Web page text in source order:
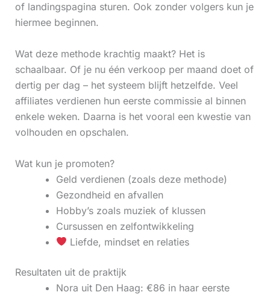
of landingspagina sturen. Ook zonder volgers kun je
hiermee beginnen.
Wat deze methode krachtig maakt? Het is
schaalbaar. Of je nu één verkoop per maand doet of
dertig per dag – het systeem blijft hetzelfde. Veel
affiliates verdienen hun eerste commissie al binnen
enkele weken. Daarna is het vooral een kwestie van
volhouden en opschalen.
Wat kun je promoten?
Geld verdienen (zoals deze methode)
Gezondheid en afvallen
Hobby’s zoals muziek of klussen
Cursussen en zelfontwikkeling
Liefde, mindset en relaties
Resultaten uit de praktijk
Nora uit Den Haag: €86 in haar eerste